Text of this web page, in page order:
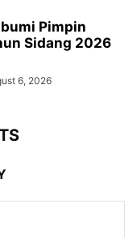
Pimpin
Sidang 2026
6, 2026